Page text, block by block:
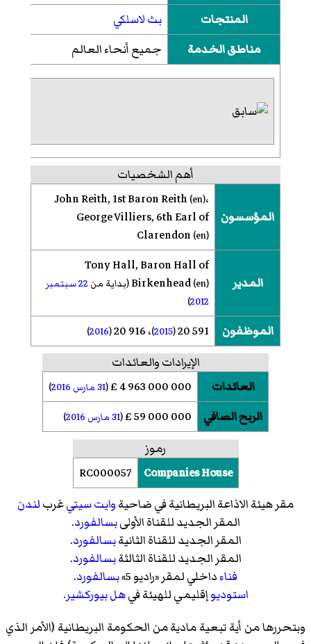
المنتجات
بث لاسلكي
مناطق الخدمة
جميع أنحاء العالم
أهم الشخصيات
المؤسسون
John Reith, 1st Baron Reith (en)،
George Villiers, 6th Earl of
Clarendon (en)
المدير
Tony Hall, Baron Hall of
Birkenhead(en) (بداية من 22سبتمبر
2012
)
الموظفون 20 591
(
2015
)، 20 916 (
2016
)
الإيرادات والعائدات
العائدات
4 963 000 000 £
(
31 مارس 2016
)
الربح الصافي 59 000 000 £
(
31 مارس 2016
)
رموز
Companies House
RC000057
مقر هيئة الاذاعة البريطانية في ضاحيةوايت سيتيغربلندن
المقر الجديد للقناة الأولىبسالفورد.
المقر الجديد للقناة الثانيةبسالفورد.
المقر الجديد للقناة الثالثةبسالفورد.
فناءداخلي لمقر «راديو 5» بسالفورد.
استوديوإقليمي للهيئة فيهلبيوركشير.
وبتحررها من أية تبعية مادية من الحكومة البريطانية (الأمر الذي